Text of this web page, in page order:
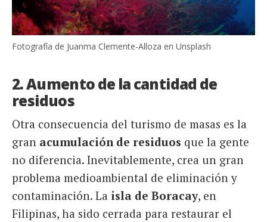
Fotografía de Juanma Clemente-Alloza en Unsplash
2. Aumento de la cantidad de
residuos
Otra consecuencia del turismo de masas es la
gran acumulación de residuos que la gente
no diferencia. Inevitablemente, crea un gran
problema medioambiental de eliminación y
contaminación. La isla de Boracay, en
Filipinas, ha sido cerrada para restaurar el